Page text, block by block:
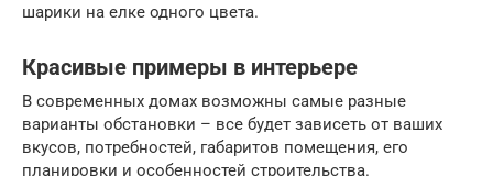
шарики на елке одного цвета.
Красивые примеры в интерьере
В современных домах возможны самые разные
варианты обстановки – все будет зависеть от ваших
вкусов, потребностей, габаритов помещения, его
планировки и особенностей строительства.